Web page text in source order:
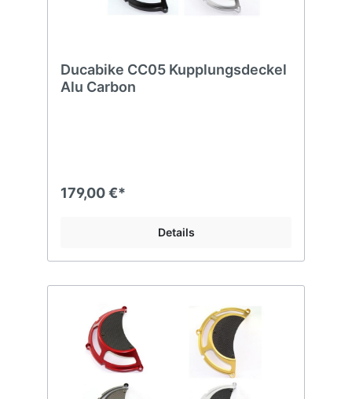
Ducabike CC05 Kupplungsdeckel
Alu Carbon
179,00 €*
Details